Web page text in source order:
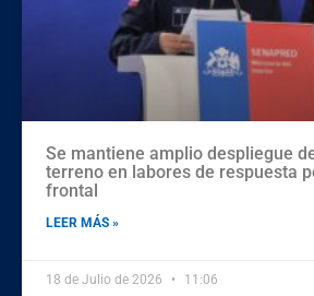
Se mantiene amplio despliegue
terreno en labores de respuesta
frontal
LEER MÁS »
18 de Julio de 2026 11:06